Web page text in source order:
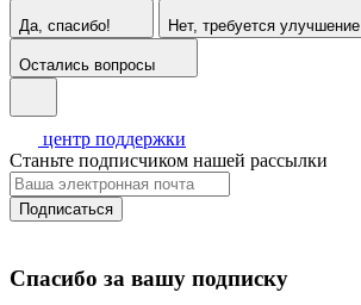
Да, спасибо! Нет, требуется улучшение
Остались вопросы
центр поддержки
Станьте подписчиком нашей рассылки
Подписаться
Спасибо за вашу подписку